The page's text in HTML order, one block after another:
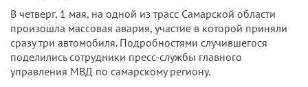
В четверг, 1 мая, на одной из трасс Самарской области
произошла массовая авария, участие в которой приняли
сразу три автомобиля. Подробностями случившегося
поделились сотрудники пресс-службы главного
управления МВД по самарскому региону.